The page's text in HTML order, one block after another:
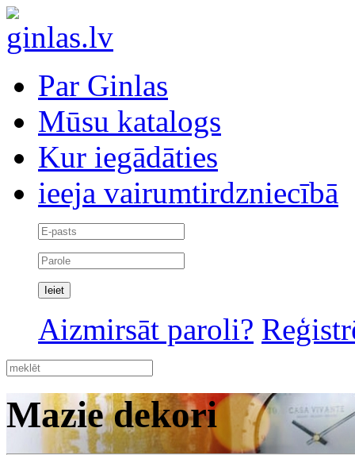
Par Ginlas
Mūsu katalogs
Kur iegādāties
ieeja vairumtirdzniecībā
Aizmirsāt paroli?
Mazie dekori